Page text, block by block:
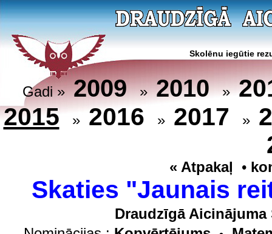
Skolēnu iegūtie
Gadi »2009»2010»
2015 » 2016 » 2017 »
« Atpakaļ •
Skaties "Jaunais
Draudzīgā